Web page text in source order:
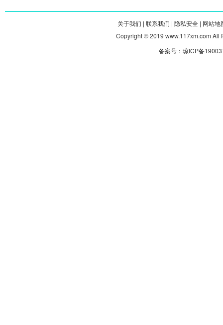
关于我们 | 联系我们 | 隐私安全 | 网站地
Copyright © 2019 www.117xm.com All
备案号：琼ICP备